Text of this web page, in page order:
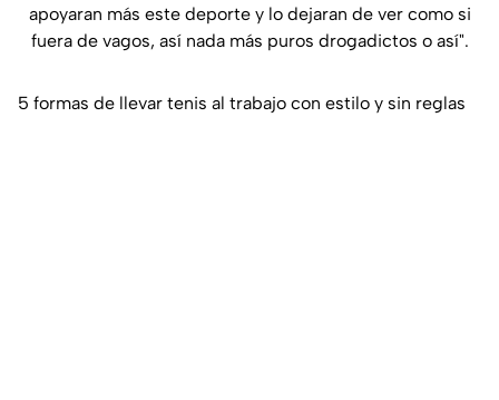
apoyaran más este deporte y lo dejaran de ver como si
fuera de vagos, así nada más puros drogadictos o así".
5 formas de llevar tenis al trabajo con estilo y sin reglas